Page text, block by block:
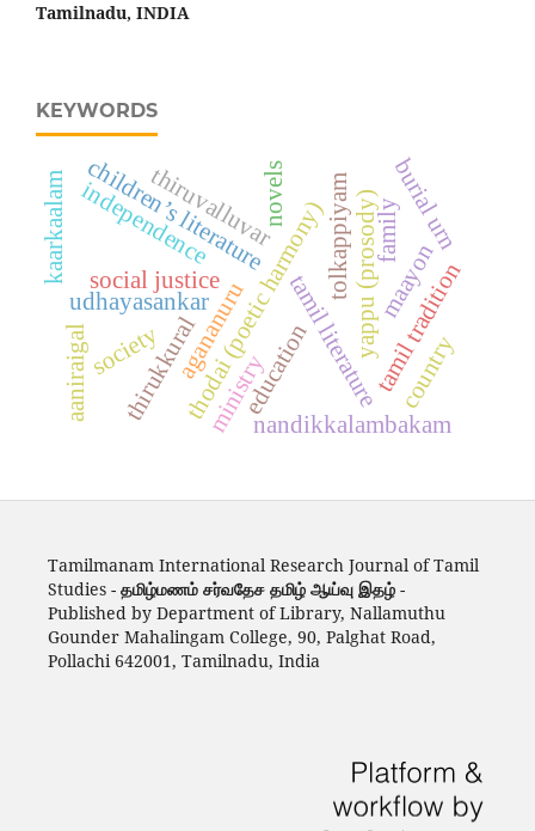
Tamilnadu, INDIA
KEYWORDS
tolkappiyamyappu (prosody)
thodai (poetic harmony)
agananuru tamil literature
children’s literature
udhayasankar
nandikkalambakam
tamil tradition
thirukkural
thiruvalluvar
ministry
social justice
education country
independence novels
family
society
maayon
aaniraigal
kaarkaalam burial urn
Tamilmanam International Research Journal of Tamil
Studies - தமிழ்மணம் சர்வதேச தமிழ் ஆய்வு இதழ்-
Published by Department of Library, Nallamuthu
Gounder Mahalingam College, 90, Palghat Road,
Pollachi 642001, Tamilnadu, India